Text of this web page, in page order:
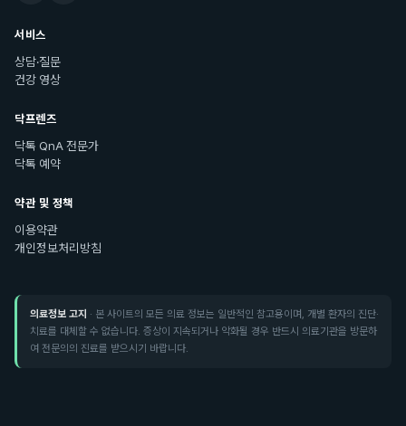
서비스
상담·질문
건강 영상
닥프렌즈
닥톡 QnA 전문가
닥톡 예약
약관 및 정책
이용약관
개인정보처리방침
의료정보 고지 · 본 사이트의 모든 의료 정보는 일반적인 참고용이며, 개별 환자의 진단·
치료를 대체할 수 없습니다. 증상이 지속되거나 악화될 경우 반드시 의료기관을 방문하
여 전문의의 진료를 받으시기 바랍니다.